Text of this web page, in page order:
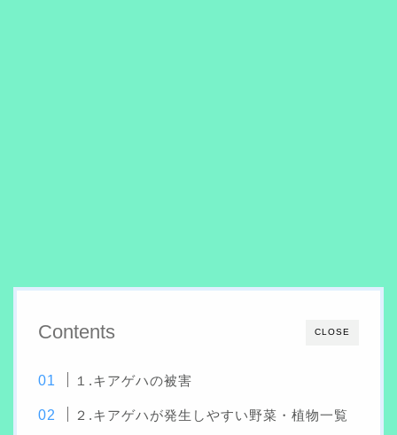
CLOSE
Contents
１.キアゲハの被害
２.キアゲハが発生しやすい野菜・植物一覧